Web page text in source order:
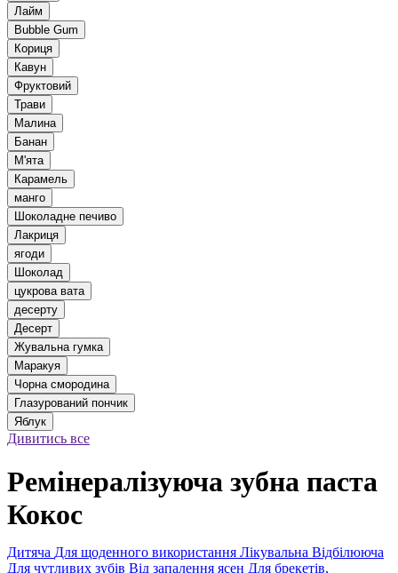
Лайм
Bubble Gum
Кориця
Кавун
Фруктовий
Трави
Малина
Банан
М'ята
Карамель
манго
Шоколадне печиво
Лакриця
ягоди
Шоколад
цукрова вата
десерту
Десерт
Жувальна гумка
Маракуя
Чорна смородина
Глазурований пончик
Яблук
Дивитись все
Ремінералізуюча зубна паста
Кокос
Дитяча Для щоденного використання Лікувальна Відбілююча
Для чутливих зубів Від запалення ясен Для брекетів,